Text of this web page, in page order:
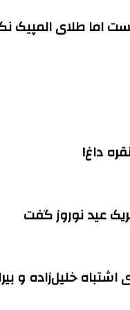
داغ!
عید نوروز گفت
خلیل‌زاده و